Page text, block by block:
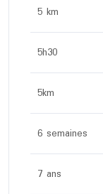
5 km
5h30
5km
6 semaines
7 ans